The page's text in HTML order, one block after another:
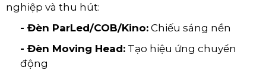
nghiệp và thu hút:
- Đèn ParLed/COB/Kino: Chiếu sáng nền
- Đèn Moving Head: Tạo hiệu ứng chuyển
động